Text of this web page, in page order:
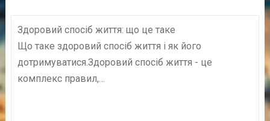
Здоровий спосіб життя: що це таке
Що таке здоровий спосіб життя і як його
дотримуватися.Здоровий спосіб життя - це
комплекс правил,…